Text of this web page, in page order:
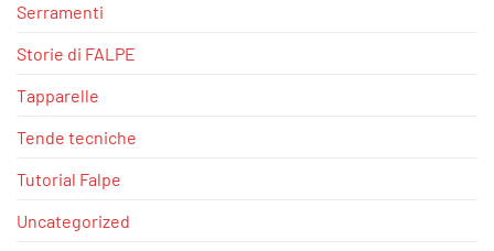
Serramenti
Storie di FALPE
Tapparelle
Tende tecniche
Tutorial Falpe
Uncategorized